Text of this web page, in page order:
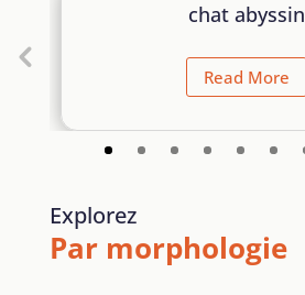
chat abyssin
Read More
Explorez
Par morphologie